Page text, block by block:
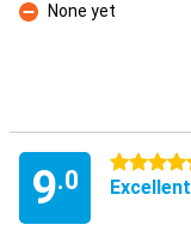
Con
None yet
9.0
4.5 stars
Excellent